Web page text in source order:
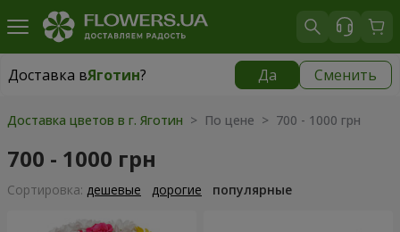
Доставка вЯготин? Да Сменить
Доставка вЯготин|
Доставка цветов в г. Яготин > По цене > 700 - 1000 грн
700 - 1000 грн
Cортировка: дешевые дорогие популярные